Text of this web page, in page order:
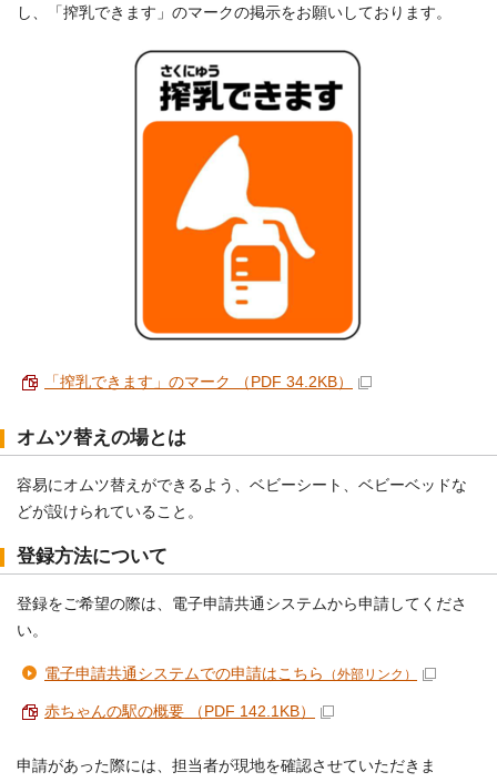
し、「搾乳できます」のマークの掲示をお願いしております。
「搾乳できます」のマーク （PDF 34.2KB）
オムツ替えの場とは
容易にオムツ替えができるよう、ベビーシート、ベビーベッドな
どが設けられていること。
登録方法について
登録をご希望の際は、電子申請共通システムから申請してくださ
い。
電子申請共通システムでの申請はこちら （外部リンク）
赤ちゃんの駅の概要 （PDF 142.1KB）
申請があった際には、担当者が現地を確認させていただきま